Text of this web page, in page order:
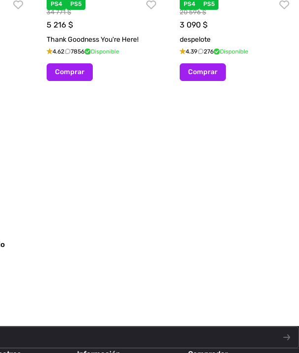
PS4 PS5
34 771 $
5 216 $
Thank Goodness You're Here!
4.62 7856 Disponible
Comprar
PS4 PS5
20 596 $
3 090 $
despelote
4.39 276 Disponible
Comprar